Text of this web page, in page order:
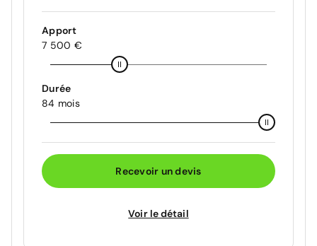
Apport
7 500 €
Durée
84 mois
Recevoir un devis
Voir le détail